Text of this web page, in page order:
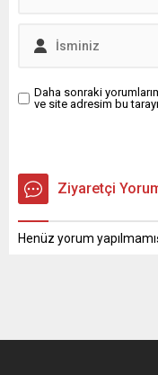
Daha sonraki
ve site adresim bu
Ziyaretçi
Henüz yorum